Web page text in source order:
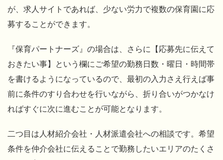
が、求人サイトであれば、少ない労力で複数の保育園に応
募することができます。
『保育パートナーズ』の場合は、さらに【応募先に伝えて
おきたい事】という欄にご希望の勤務日数・曜日・時間帯
を書けるようになっているので、最初の入力さえ行えば事
前に条件のすり合わせを行いながら、折り合いがつかなけ
ればすぐに次に進むことが可能となります。
二つ目は人材紹介会社・人材派遣会社への相談です。希望
条件を仲介会社に伝えることで勤務したいエリアのたくさ